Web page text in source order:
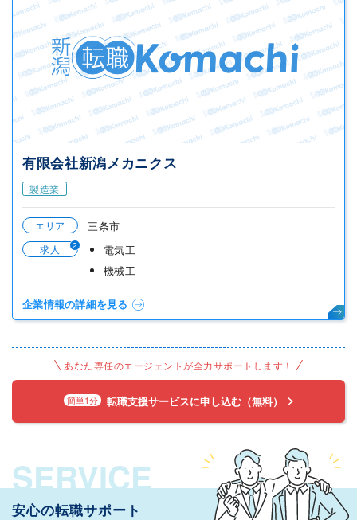
有限会社新潟メカニクス
製造業
エリア 三条市
求人 2
電気工
機械工
企業情報の詳細を見る
あなた専任のエージェントが全力サポートします！
簡単1分 転職支援サービスに申し込む（無料）
SERVICE
安心の転職サポート